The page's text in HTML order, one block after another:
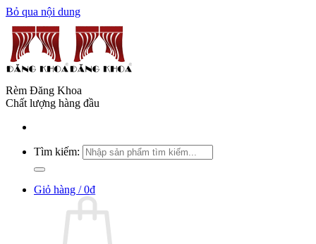
Bỏ qua nội dung
Rèm Đăng Khoa
Chất lượng hàng đầu
Tìm kiếm:
Giỏ hàng /0₫